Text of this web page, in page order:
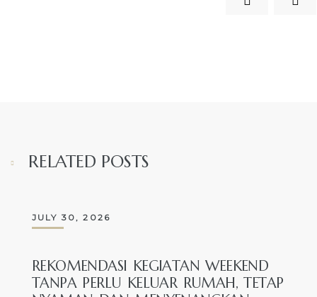
RELATED POSTS
JULY 30, 2026
REKOMENDASI KEGIATAN WEEKEND
TANPA PERLU KELUAR RUMAH, TETAP